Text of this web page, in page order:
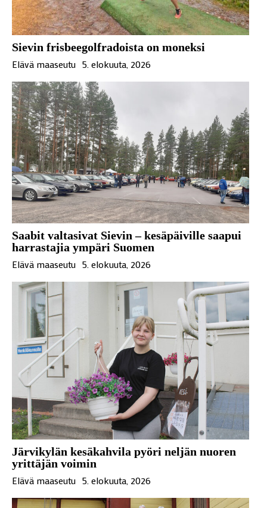
Sievin frisbeegolfradoista on moneksi
Elävä maaseutu 5. elokuuta, 2026
Saabit valtasivat Sievin – kesäpäiville saapui
harrastajia ympäri Suomen
Elävä maaseutu 5. elokuuta, 2026
Järvikylän kesäkahvila pyöri neljän nuoren
yrittäjän voimin
Elävä maaseutu 5. elokuuta, 2026